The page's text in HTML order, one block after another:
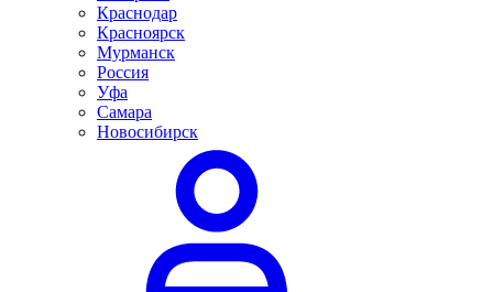
Краснодар
Красноярск
Мурманск
Россия
Уфа
Самара
Новосибирск